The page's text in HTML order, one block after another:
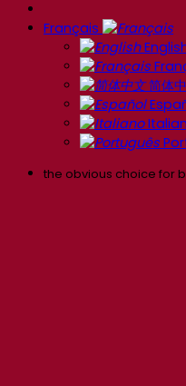
Français
简体
the obvious choice for